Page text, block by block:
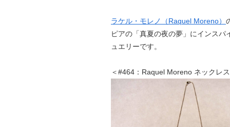
ラケル・モレノ（Raquel Moreno）
ピアの「真夏の夜の夢」にインス
ュエリーです。
＜#464：Raquel Moreno ネックレ